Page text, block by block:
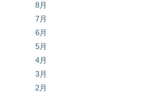
8月
7月
6月
5月
4月
3月
2月